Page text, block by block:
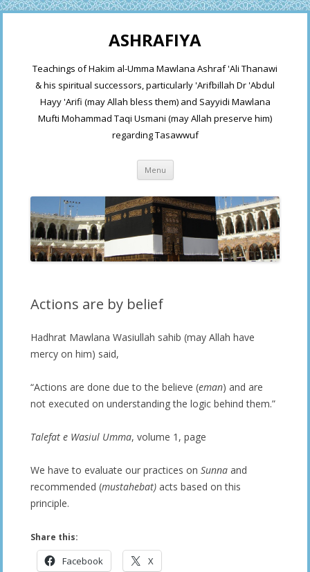
ASHRAFIYA
Teachings of Hakim al-Umma Mawlana Ashraf 'Ali Thanawi
& his spiritual successors, particularly 'Arifbillah Dr 'Abdul
Hayy 'Arifi (may Allah bless them) and Sayyidi Mawlana
Mufti Mohammad Taqi Usmani (may Allah preserve him)
regarding Tasawwuf
Menu Skip
content
Actions are by belief
Hadhrat Mawlana Wasiullah sahib (may Allah have
mercy on him) said,
“Actions are done due to the believe (eman) and are
not executed on understanding the logic behind them.”
Talefat e Wasiul Umma, volume 1, page
We have to evaluate our practices on Sunna and
recommended (mustahebat) acts based on this
principle.
Share this:
Facebook X